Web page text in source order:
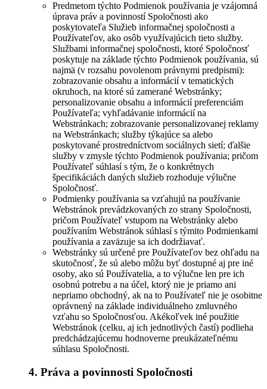
Predmetom týchto Podmienok používania je vzájomná
úprava práv a povinností Spoločnosti ako
poskytovateľa Služieb informačnej spoločnosti a
Používateľov, ako osôb využívajúcich tieto služby.
Službami informačnej spoločnosti, ktoré Spoločnosť
poskytuje na základe týchto Podmienok používania, sú
najmä (v rozsahu povolenom právnymi predpismi):
zobrazovanie obsahu a informácií v tematických
okruhoch, na ktoré sú zamerané Webstránky;
personalizovanie obsahu a informácií preferenciám
Používateľa; vyhľadávanie informácií na
Webstránkach; zobrazovanie personalizovanej reklamy
na Webstránkach; služby týkajúce sa alebo
poskytované prostredníctvom sociálnych sietí; ďalšie
služby v zmysle týchto Podmienok používania; pričom
Používateľ súhlasí s tým, že o konkrétnych
špecifikáciách daných služieb rozhoduje výlučne
Spoločnosť.
Podmienky používania sa vzťahujú na používanie
Webstránok prevádzkovaných zo strany Spoločnosti,
pričom Používateľ vstupom na Webstránky alebo
používaním Webstránok súhlasí s týmito Podmienkami
používania a zaväzuje sa ich dodržiavať.
Webstránky sú určené pre Používateľov bez ohľadu na
skutočnosť, že sú alebo môžu byť dostupné aj pre iné
osoby, ako sú Používatelia, a to výlučne len pre ich
osobnú potrebu a na účel, ktorý nie je priamo ani
nepriamo obchodný, ak na to Používateľ nie je osobitne
oprávnený na základe individuálneho zmluvného
vzťahu so Spoločnosťou. Akékoľvek iné použitie
Webstránok (celku, aj ich jednotlivých častí) podlieha
predchádzajúcemu hodnoverne preukázateľnému
súhlasu Spoločnosti.
4. Práva a povinnosti Spoločnosti